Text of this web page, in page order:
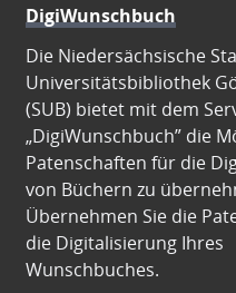
DigiWunschbuch
Die Niedersächsische
Universitätsbibliothek
(SUB) bietet mit dem
„DigiWunschbuch” die
Patenschaften für die
von Büchern zu
Übernehmen Sie die
die Digitalisierung Ihres
Wunschbuches.